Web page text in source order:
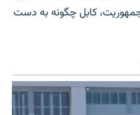
جمهوریت، کابل چگونه به دست